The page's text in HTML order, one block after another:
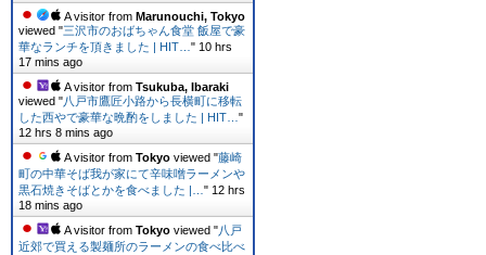
A visitor from Marunouchi, Tokyo
viewed "三沢市のおばちゃん食堂 飯屋で豪
華なランチを頂きました | HIT… " 10 hrs
17 mins ago
A visitor from Tsukuba, Ibaraki
viewed "八戸市鷹匠小路から長横町に移転
した西やで豪華な晩酌をしました | HIT… "
12 hrs 8 mins ago
A visitor from Tokyo viewed "藤崎
町の中華そば我が家にて辛味噌ラーメンや
黒石焼きそばとかを食べました |… " 12 hrs
18 mins ago
A visitor from Tokyo viewed "八戸
近郊で買える製麺所のラーメンの食べ比べ